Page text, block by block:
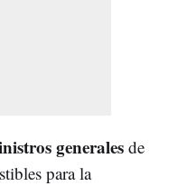
generalesde
para la